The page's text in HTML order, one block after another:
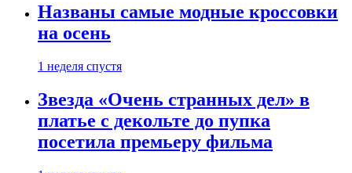
Названы самые модные кроссовки
на осень
1 неделя спустя
Звезда «Очень странных дел» в
платье с декольте до пупка
посетила премьеру фильма